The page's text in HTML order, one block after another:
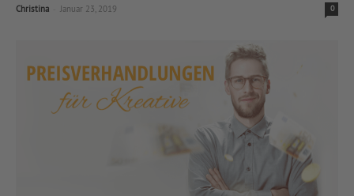
Christina Januar 23, 2019 0